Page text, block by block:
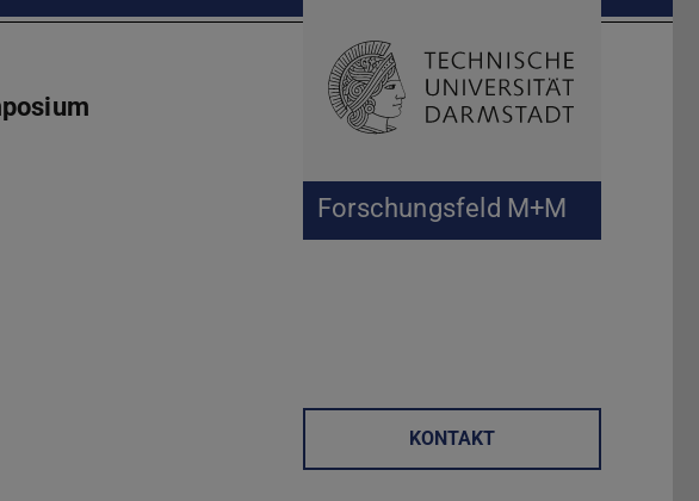
Forschungsfeld M+M
Suche öffnen
KONTAKT